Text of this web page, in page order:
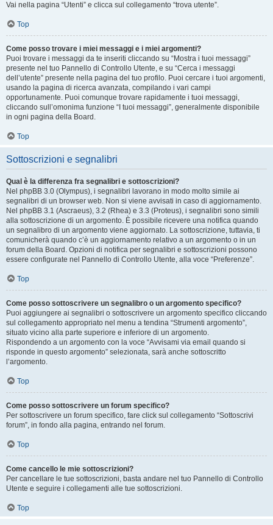
Vai nella pagina “Utenti” e clicca sul collegamento “trova utente”.
Top
Come posso trovare i miei messaggi e i miei argomenti?
Puoi trovare i messaggi da te inseriti cliccando su “Mostra i tuoi messaggi”
presente nel tuo Pannello di Controllo Utente, e su “Cerca i messaggi
dell’utente” presente nella pagina del tuo profilo. Puoi cercare i tuoi argomenti,
usando la pagina di ricerca avanzata, compilando i vari campi
opportunamente. Puoi comunque trovare rapidamente i tuoi messaggi,
cliccando sull’omonima funzione “I tuoi messaggi”, generalmente disponibile
in ogni pagina della Board.
Top
Sottoscrizioni e segnalibri
Qual è la differenza fra segnalibri e sottoscrizioni?
Nel phpBB 3.0 (Olympus), i segnalibri lavorano in modo molto simile ai
segnalibri di un browser web. Non si viene avvisati in caso di aggiornamento.
Nel phpBB 3.1 (Ascraeus), 3.2 (Rhea) e 3.3 (Proteus), i segnalibri sono simili
alla sottoscrizione di un argomento. È possibile ricevere una notifica quando
un segnalibro di un argomento viene aggiornato. La sottoscrizione, tuttavia, ti
comunicherà quando c’è un aggiornamento relativo a un argomento o in un
forum della Board. Opzioni di notifica per segnalibri e sottoscrizioni possono
essere configurate nel Pannello di Controllo Utente, alla voce “Preferenze”.
Top
Come posso sottoscrivere un segnalibro o un argomento specifico?
Puoi aggiungere ai segnalibri o sottoscrivere un argomento specifico cliccando
sul collegamento appropriato nel menu a tendina “Strumenti argomento”,
situato vicino alla parte superiore e inferiore di un argomento.
Rispondendo a un argomento con la voce “Avvisami via email quando si
risponde in questo argomento” selezionata, sarà anche sottoscritto
l’argomento.
Top
Come posso sottoscrivere un forum specifico?
Per sottoscrivere un forum specifico, fare click sul collegamento “Sottoscrivi
forum”, in fondo alla pagina, entrando nel forum.
Top
Come cancello le mie sottoscrizioni?
Per cancellare le tue sottoscrizioni, basta andare nel tuo Pannello di Controllo
Utente e seguire i collegamenti alle tue sottoscrizioni.
Top